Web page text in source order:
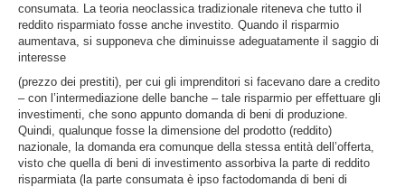
consumata. La teoria neoclassica tradizionale riteneva che tutto il
reddito risparmiato fosse anche investito. Quando il risparmio
aumentava, si supponeva che diminuisse adeguatamente il saggio di
interesse
(prezzo dei prestiti), per cui gli imprenditori si facevano dare a credito
– con l’intermediazione delle banche – tale risparmio per effettuare gli
investimenti, che sono appunto domanda di beni di produzione.
Quindi, qualunque fosse la dimensione del prodotto (reddito)
nazionale, la domanda era comunque della stessa entità dell’offerta,
visto che quella di beni di investimento assorbiva la parte di reddito
risparmiata (la parte consumata è ipso factodomanda di beni di